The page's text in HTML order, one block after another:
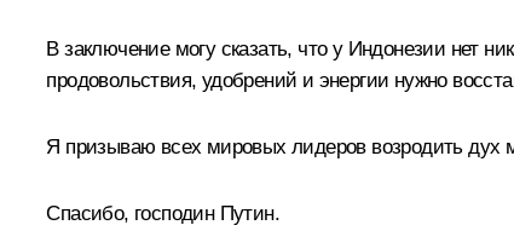
В заключение могу сказать, что у Индонезии нет
продовольствия, удобрений и энергии нужно
Я призываю всех мировых лидеров возродить дух
Спасибо, господин Путин.